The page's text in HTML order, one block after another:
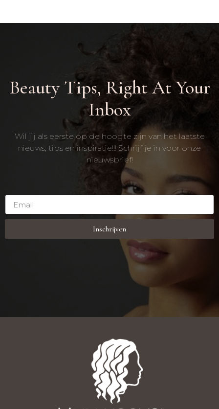
Beauty Tips, Right At Your
Inbox
Wil jij als eerste op de hoogte zijn van het laatste
nieuws, tips en inspiratie!!! Schrijf je in voor onze
nieuwsbrief!
Inschrijven